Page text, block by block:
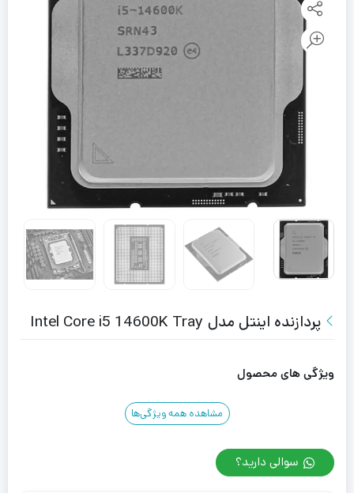
پردازنده اینتل مدل Intel Core i5 14600K Tray
ویژگی های محصول
مشاهده همه ویژگی‌ها
سوالی دارید؟